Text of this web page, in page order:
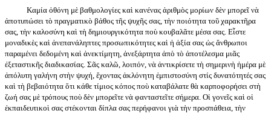
Καμία ὀθόνη μὲ βαθμολογίες καὶ κανένας ἀριθμὸς μορίων δὲν μπορεῖ νὰ
ἀποτυπώσει τὸ πραγματικὸ βάθος τῆς ψυχῆς σας, τὴν ποιότητα τοῦ χαρακτῆρα
σας, τὴν καλοσύνη καὶ τὴ δημιουργικότητα ποὺ κουβαλᾶτε μέσα σας. Εἶστε
μοναδικὲς καὶ ἀνεπανάληπτες προσωπικότητες καὶ ἡ ἀξία σας ὡς ἄνθρωποι
παραμένει δεδομένη καὶ ἀνεκτίμητη, ἀνεξάρτητα ἀπὸ τὸ ἀποτέλεσμα μιᾶς
ἐξεταστικῆς διαδικασίας. Σᾶς καλῶ, λοιπόν, νὰ ἀντικρίσετε τὴ σημερινὴ ἡμέρα μὲ
ἀπόλυτη γαλήνη στὴν ψυχή, ἔχοντας ἀκλόνητη ἐμπιστοσύνη στίς δυνατότητές σας
καὶ τὴ βεβαιότητα ὅτι κάθε τίμιος κόπος ποὺ καταβάλατε θὰ καρποφορήσει στὴ
ζωή σας μὲ τρόπους ποὺ δὲν μπορεῖτε νὰ φανταστεῖτε σήμερα. Οἱ γονεῖς καὶ οἱ
ἐκπαιδευτικοὶ σας στέκονται δίπλα σας περήφανοι γιὰ τὴν προσπάθεια, τὴν